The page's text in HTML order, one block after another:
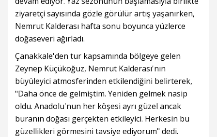
ziyaretçi sayısında gözle görülür artış yaşanırken,
Nemrut Kalderası hafta sonu boyunca yüzlerce
doğaseveri ağırladı.
Çanakkale'den tur kapsamında bölgeye gelen
Zeynep Küçükoğuz, Nemrut Kalderası'nın
büyüleyici atmosferinden etkilendiğini belirterek,
"Daha önce de gelmiştim. Yeniden gelmek nasip
oldu. Anadolu'nun her köşesi ayrı güzel ancak
buranın doğası gerçekten etkileyici. Herkesin bu
güzellikleri görmesini tavsiye ediyorum" dedi.